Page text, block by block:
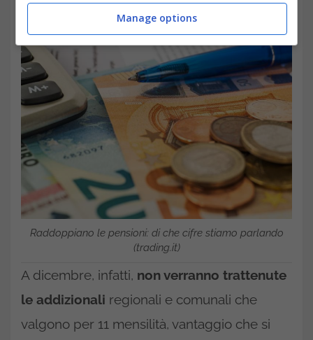
Raddoppiano le pensioni: di che cifre stiamo parlando
(trading.it)
A dicembre, infatti, non verranno trattenute
le addizionali regionali e comunali che
valgono per 11 mensilità, vantaggio che si
Manage options